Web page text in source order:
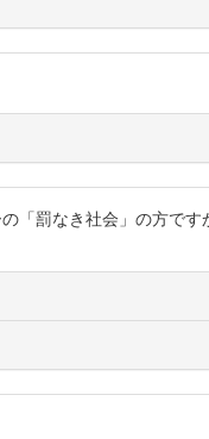
「罰なき社会」の方です